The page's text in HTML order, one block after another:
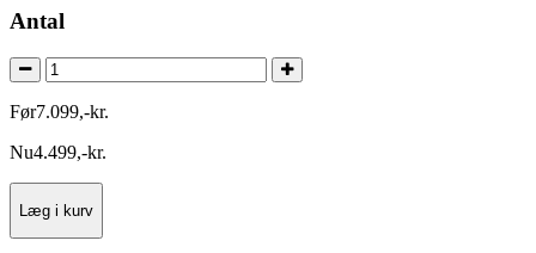
Antal
Før7.099,-kr.
Nu4.499,-kr.
Læg i kurv